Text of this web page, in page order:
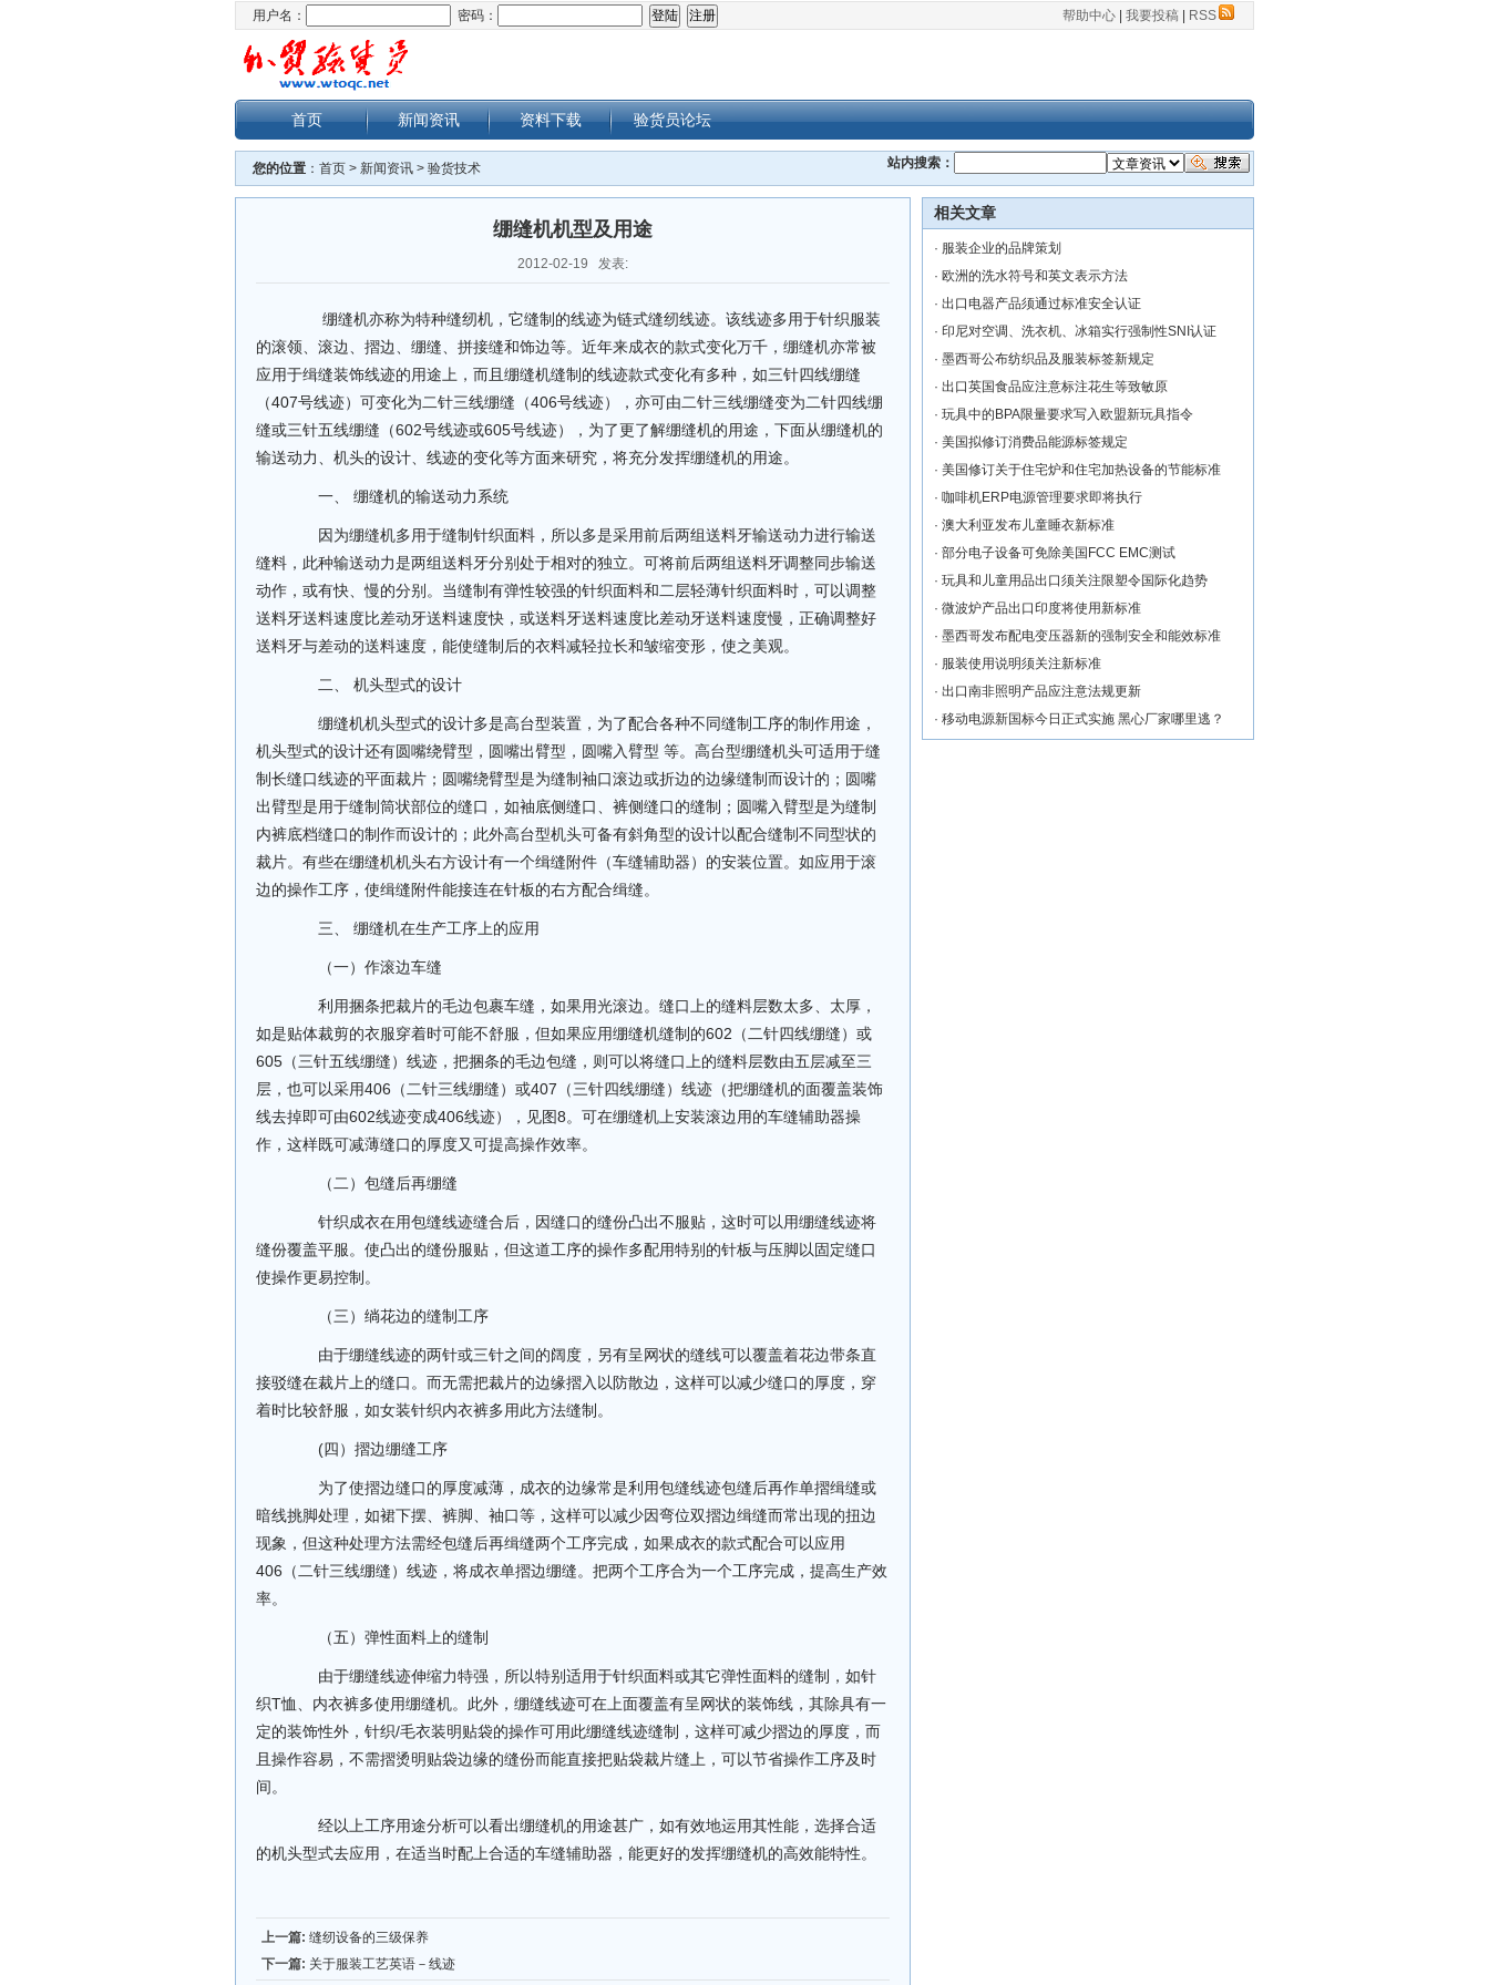
帮助中心 我要投稿 RSS
用户名： 密码：
首页 新闻资讯 资料下载 验货员论坛
您的位置 ： 首页 > 新闻资讯 > 验货技术 站内搜索：
绷缝机机型及用途
2012-02-19 发表:
绷缝机亦称为特种缝纫机，它缝制的线迹为链式缝纫线迹。该线迹多用于针织服装
的滚领、滚边、摺边、绷缝、拼接缝和饰边等。近年来成衣的款式变化万千，绷缝机亦常被
应用于缉缝装饰线迹的用途上，而且绷缝机缝制的线迹款式变化有多种，如三针四线绷缝
（407号线迹）可变化为二针三线绷缝（406号线迹），亦可由二针三线绷缝变为二针四线绷
缝或三针五线绷缝（602号线迹或605号线迹），为了更了解绷缝机的用途，下面从绷缝机的
输送动力、机头的设计、线迹的变化等方面来研究，将充分发挥绷缝机的用途。
一、 绷缝机的输送动力系统
因为绷缝机多用于缝制针织面料，所以多是采用前后两组送料牙输送动力进行输送
缝料，此种输送动力是两组送料牙分别处于相对的独立。可将前后两组送料牙调整同步输送
动作，或有快、慢的分别。当缝制有弹性较强的针织面料和二层轻薄针织面料时，可以调整
送料牙送料速度比差动牙送料速度快，或送料牙送料速度比差动牙送料速度慢，正确调整好
送料牙与差动的送料速度，能使缝制后的衣料减轻拉长和皱缩变形，使之美观。
二、 机头型式的设计
绷缝机机头型式的设计多是高台型装置，为了配合各种不同缝制工序的制作用途，
机头型式的设计还有圆嘴绕臂型，圆嘴出臂型，圆嘴入臂型 等。高台型绷缝机头可适用于缝
制长缝口线迹的平面裁片；圆嘴绕臂型是为缝制袖口滚边或折边的边缘缝制而设计的；圆嘴
出臂型是用于缝制筒状部位的缝口，如袖底侧缝口、裤侧缝口的缝制；圆嘴入臂型是为缝制
内裤底档缝口的制作而设计的；此外高台型机头可备有斜角型的设计以配合缝制不同型状的
裁片。有些在绷缝机机头右方设计有一个缉缝附件（车缝辅助器）的安装位置。如应用于滚
边的操作工序，使缉缝附件能接连在针板的右方配合缉缝。
三、 绷缝机在生产工序上的应用
（一）作滚边车缝
利用捆条把裁片的毛边包裹车缝，如果用光滚边。缝口上的缝料层数太多、太厚，
如是贴体裁剪的衣服穿着时可能不舒服，但如果应用绷缝机缝制的602（二针四线绷缝）或
605（三针五线绷缝）线迹，把捆条的毛边包缝，则可以将缝口上的缝料层数由五层减至三
层，也可以采用406（二针三线绷缝）或407（三针四线绷缝）线迹（把绷缝机的面覆盖装饰
线去掉即可由602线迹变成406线迹），见图8。可在绷缝机上安装滚边用的车缝辅助器操
作，这样既可减薄缝口的厚度又可提高操作效率。
（二）包缝后再绷缝
针织成衣在用包缝线迹缝合后，因缝口的缝份凸出不服贴，这时可以用绷缝线迹将
缝份覆盖平服。使凸出的缝份服贴，但这道工序的操作多配用特别的针板与压脚以固定缝口
使操作更易控制。
（三）绱花边的缝制工序
由于绷缝线迹的两针或三针之间的阔度，另有呈网状的缝线可以覆盖着花边带条直
接驳缝在裁片上的缝口。而无需把裁片的边缘摺入以防散边，这样可以减少缝口的厚度，穿
着时比较舒服，如女装针织内衣裤多用此方法缝制。
(四）摺边绷缝工序
为了使摺边缝口的厚度减薄，成衣的边缘常是利用包缝线迹包缝后再作单摺缉缝或
暗线挑脚处理，如裙下摆、裤脚、袖口等，这样可以减少因弯位双摺边缉缝而常出现的扭边
现象，但这种处理方法需经包缝后再缉缝两个工序完成，如果成衣的款式配合可以应用
406（二针三线绷缝）线迹，将成衣单摺边绷缝。把两个工序合为一个工序完成，提高生产效
率。
（五）弹性面料上的缝制
由于绷缝线迹伸缩力特强，所以特别适用于针织面料或其它弹性面料的缝制，如针
织T恤、内衣裤多使用绷缝机。此外，绷缝线迹可在上面覆盖有呈网状的装饰线，其除具有一
定的装饰性外，针织/毛衣装明贴袋的操作可用此绷缝线迹缝制，这样可减少摺边的厚度，而
且操作容易，不需摺烫明贴袋边缘的缝份而能直接把贴袋裁片缝上，可以节省操作工序及时
间。
经以上工序用途分析可以看出绷缝机的用途甚广，如有效地运用其性能，选择合适
的机头型式去应用，在适当时配上合适的车缝辅助器，能更好的发挥绷缝机的高效能特性。
上一篇: 缝纫设备的三级保养
下一篇: 关于服装工艺英语－线迹
相关文章
· 服装企业的品牌策划
· 欧洲的洗水符号和英文表示方法
· 出口电器产品须通过标准安全认证
· 印尼对空调、洗衣机、冰箱实行强制性SNI认证
· 墨西哥公布纺织品及服装标签新规定
· 出口英国食品应注意标注花生等致敏原
· 玩具中的BPA限量要求写入欧盟新玩具指令
· 美国拟修订消费品能源标签规定
· 美国修订关于住宅炉和住宅加热设备的节能标准
· 咖啡机ERP电源管理要求即将执行
· 澳大利亚发布儿童睡衣新标准
· 部分电子设备可免除美国FCC EMC测试
· 玩具和儿童用品出口须关注限塑令国际化趋势
· 微波炉产品出口印度将使用新标准
· 墨西哥发布配电变压器新的强制安全和能效标准
· 服装使用说明须关注新标准
· 出口南非照明产品应注意法规更新
· 移动电源新国标今日正式实施 黑心厂家哪里逃？